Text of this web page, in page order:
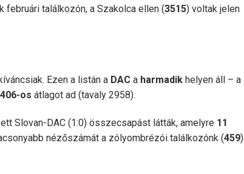
találkozón, a Szakolca ellen (3515) voltak jelen
Ezen a listán a DACa harmadik helyen áll – a
os átlagot ad (tavaly 2958).
Slovan-DAC (1:0) összecsapást látták, amelyre 11
nézőszámát a zólyombrézói találkozónk (459)